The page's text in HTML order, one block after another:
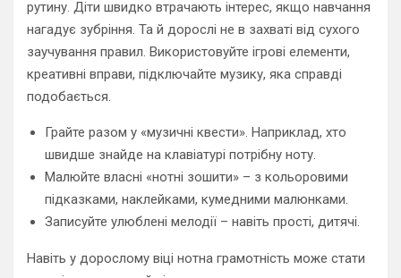
рутину. Діти швидко втрачають інтерес, якщо навчання
нагадує зубріння. Та й дорослі не в захваті від сухого
заучування правил. Використовуйте ігрові елементи,
креативні вправи, підключайте музику, яка справді
подобається.
Грайте разом у «музичні квести». Наприклад, хто
швидше знайде на клавіатурі потрібну ноту.
Малюйте власні «нотні зошити» – з кольоровими
підказками, наклейками, кумедними малюнками.
Записуйте улюблені мелодії – навіть прості, дитячі.
Навіть у дорослому віці нотна грамотність може стати